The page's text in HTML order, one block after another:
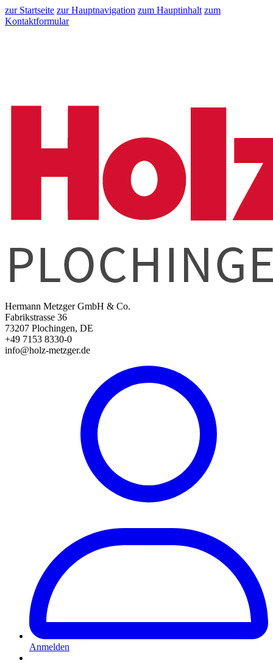
zur Startseite zur Hauptnavigation zum Hauptinhalt zum
Kontaktformular
Hermann Metzger GmbH & Co.
Fabrikstrasse 36
73207 Plochingen, DE
+49 7153 8330-0
info@holz-metzger.de
Anmelden